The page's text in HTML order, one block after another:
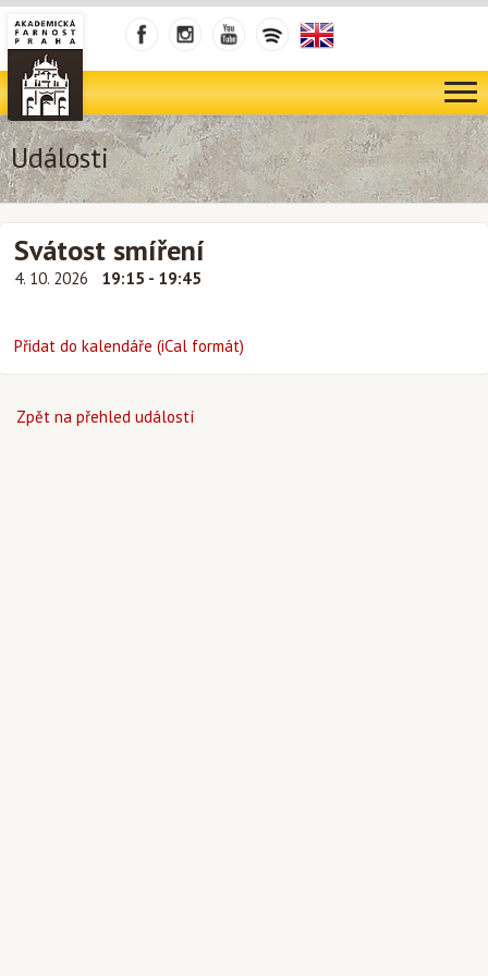
Události
Svátost smíření
4. 10. 2026 19:15 - 19:45
Přidat do kalendáře (iCal formát)
Zpět na přehled událostí